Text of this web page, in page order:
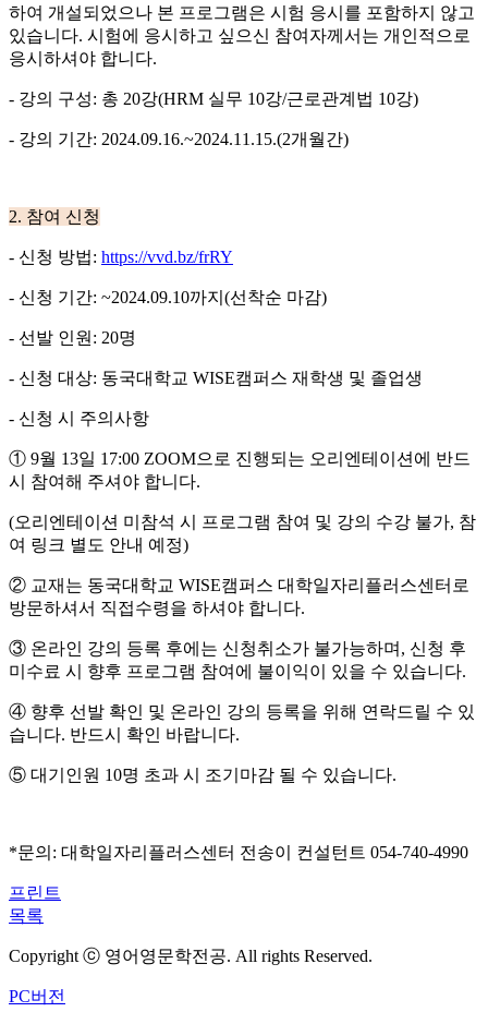
하여 개설되었으나 본 프로그램은 시험 응시를 포함하지 않고
있습니다. 시험에 응시하고 싶으신 참여자께서는 개인적으로
응시하셔야 합니다.
- 강의 구성: 총 20강(HRM 실무 10강/근로관계법 10강)
- 강의 기간: 2024.09.16.~2024.11.15.(2개월간)
2. 참여 신청
- 신청 방법: https://vvd.bz/frRY
- 신청 기간: ~2024.09.10까지 (선착순 마감)
- 선발 인원 : 20명
- 신청 대상: 동국대학교 WISE캠퍼스 재학생 및 졸업생
- 신청 시 주의사항
① 9월 13일 17:00 ZOOM으로 진행되는 오리엔테이션에 반드
시 참여해 주셔야 합니다.
(오리엔테이션 미참석 시 프로그램 참여 및 강의 수강 불가, 참
여 링크 별도 안내 예정)
② 교재는 동국대학교 WISE캠퍼스 대학일자리플러스센터로
방문하셔서 직접수령을 하셔야 합니다.
③ 온라인 강의 등록 후에는 신청취소가 불가능하며 , 신청 후
미수료 시 향후 프로그램 참여에 불이익이 있을 수 있습니다.
④ 향후 선발 확인 및 온라인 강의 등록을 위해 연락드릴 수 있
습니다. 반드시 확인 바랍니다.
⑤ 대기인원 10명 초과 시 조기마감 될 수 있습니다.
*문의 : 대학일자리플러스센터 전송이 컨설턴트 054-740-4990
프린트
목록
Copyright ⓒ 영어영문학전공. All rights Reserved.
PC버전